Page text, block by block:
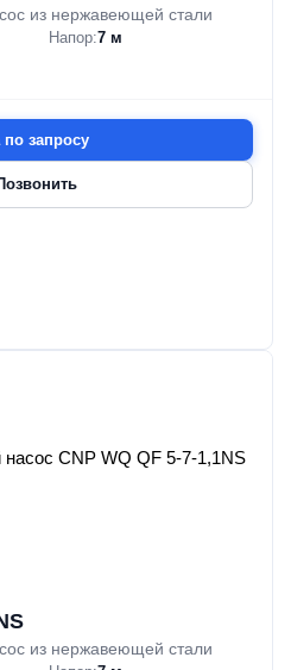
из нержавеющей стали
Напор:7 м
запросу
из нержавеющей стали